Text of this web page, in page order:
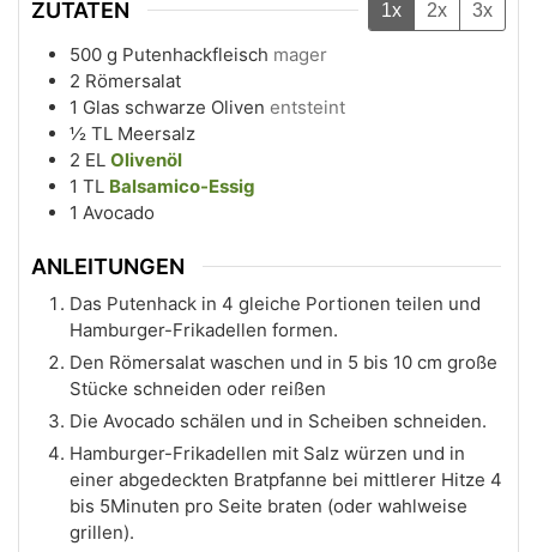
ZUTATEN 1x 2x 3x
500 g Putenhackfleisch mager
2 Römersalat
1 Glas schwarze Oliven entsteint
½ TL Meersalz
2 EL Olivenöl
1 TL Balsamico-Essig
1 Avocado
ANLEITUNGEN
Das Putenhack in 4 gleiche Portionen teilen und
Hamburger-Frikadellen formen.
Den Römersalat waschen und in 5 bis 10 cm große
Stücke schneiden oder reißen
Die Avocado schälen und in Scheiben schneiden.
Hamburger-Frikadellen mit Salz würzen und in
einer abgedeckten Bratpfanne bei mittlerer Hitze 4
bis 5Minuten pro Seite braten (oder wahlweise
grillen).